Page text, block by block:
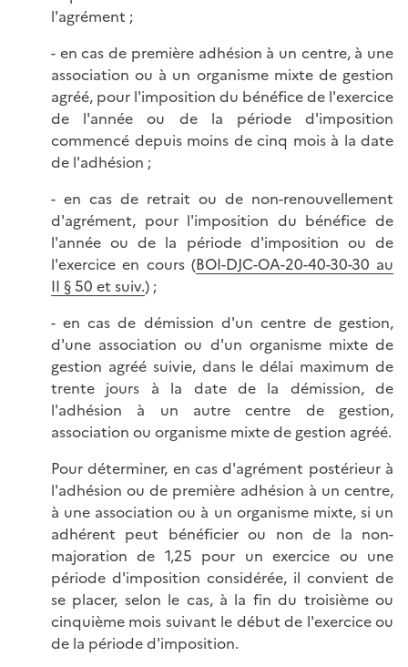
l'agrément ;
- en cas de première adhésion à un centre, à une
association ou à un organisme mixte de gestion
agréé, pour l'imposition du bénéfice de l'exercice
de l'année ou de la période d'imposition
commencé depuis moins de cinq mois à la date
de l'adhésion ;
- en cas de retrait ou de non-renouvellement
d'agrément, pour l'imposition du bénéfice de
l'année ou de la période d'imposition ou de
l'exercice en cours (BOI-DJC-OA-20-40-30-30 au
II § 50 et suiv.) ;
- en cas de démission d'un centre de gestion,
d'une association ou d'un organisme mixte de
gestion agréé suivie, dans le délai maximum de
trente jours à la date de la démission, de
l'adhésion à un autre centre de gestion,
association ou organisme mixte de gestion agréé.
Pour déterminer, en cas d'agrément postérieur à
l'adhésion ou de première adhésion à un centre,
à une association ou à un organisme mixte, si un
adhérent peut bénéficier ou non de la non-
majoration de 1,25 pour un exercice ou une
période d'imposition considérée, il convient de
se placer, selon le cas, à la fin du troisième ou
cinquième mois suivant le début de l'exercice ou
de la période d'imposition.